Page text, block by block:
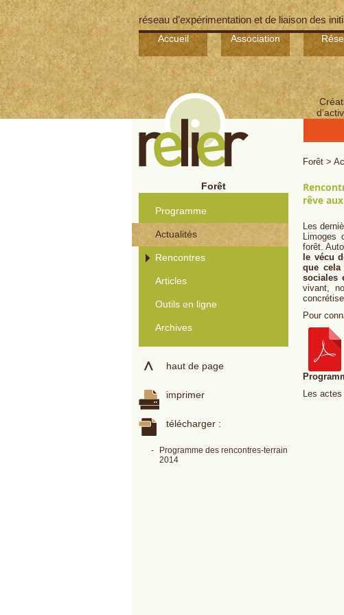
réseau d’expérimentation et de liaison des
Accueil Association
Forêt
Programme
Actualités
Rencontres
Articles
Outils en ligne
Archives
haut de page
imprimer
télécharger :
-
Programme des rencontres-terrain
2014
Forêt >
rêve
Les
Limoges
forêt.
le vécu
que cela
sociales
vivant,
Pour
Les